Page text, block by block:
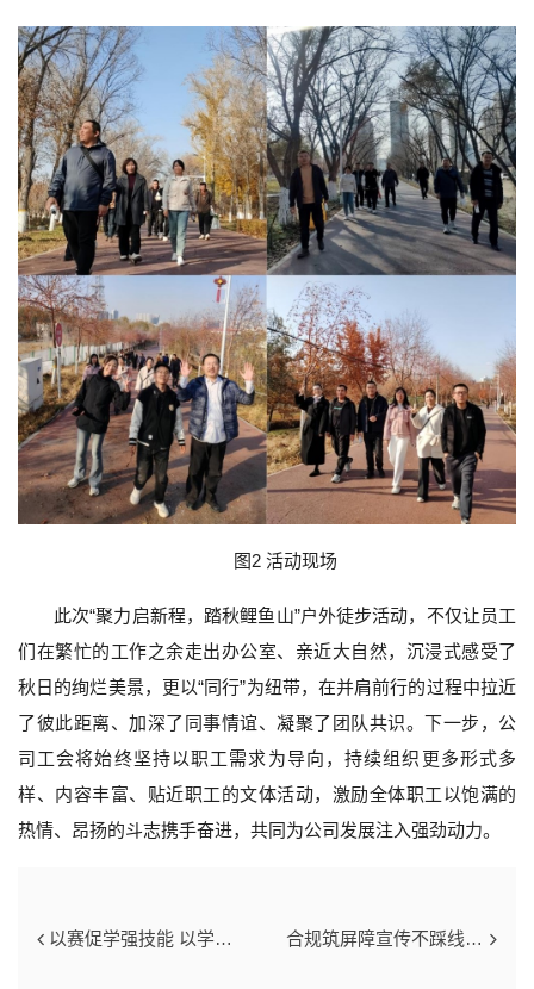
图2 活动现场
此次“聚力启新程，踏秋鲤鱼山”户外徒步活动，不仅让员工
们在繁忙的工作之余走出办公室、亲近大自然，沉浸式感受了
秋日的绚烂美景，更以“同行”为纽带，在并肩前行的过程中拉近
了彼此距离、加深了同事情谊、凝聚了团队共识。下一步，公
司工会将始终坚持以职工需求为导向，持续组织更多形式多
样、内容丰富、贴近职工的文体活动，激励全体职工以饱满的
热情、昂扬的斗志携手奋进，共同为公司发展注入强劲动力。
以赛促学强技能 以学促干砺精兵—新疆风能公司第四届技能比武竞赛圆满收官 合规筑屏障宣传不踩线——风能公司组织开展企业新闻宣传合规培训